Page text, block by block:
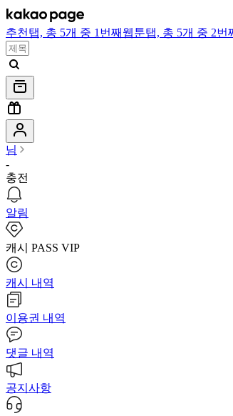
추천 탭, 총 5개 중 1번째 웹툰탭, 총 5개 중 2번
님
-
충전
알림
캐시 PASS VIP
캐시 내역
이용권 내역
댓글 내역
공지사항